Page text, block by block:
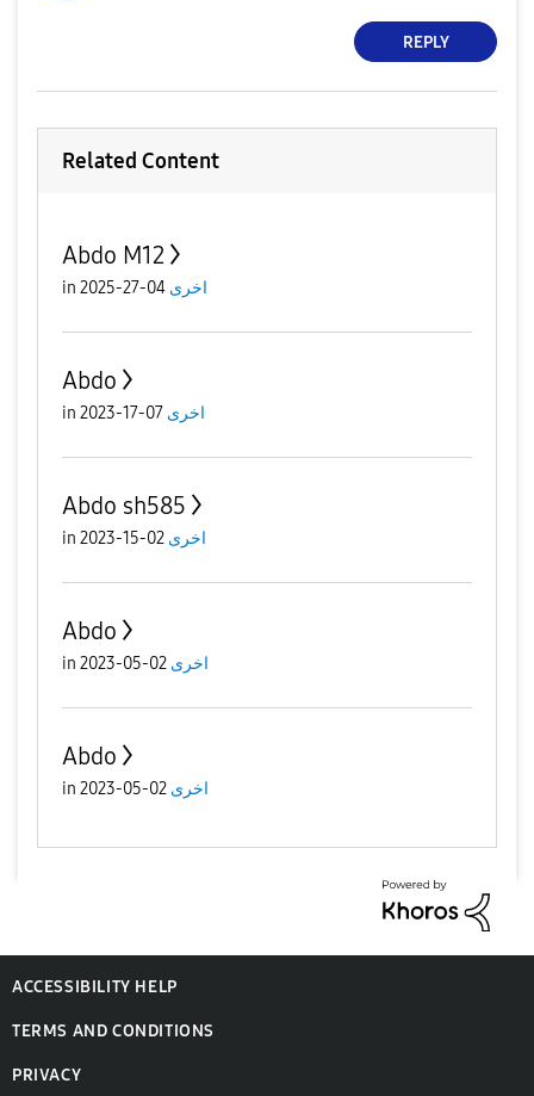
REPLY
Related Content
Abdo M12
in اخرى 04-27-2025
Abdo
in اخرى 07-17-2023
Abdo sh585
in اخرى 02-15-2023
Abdo
in اخرى 02-05-2023
Abdo
in اخرى 02-05-2023
ACCESSIBILITY HELP
TERMS AND CONDITIONS
PRIVACY